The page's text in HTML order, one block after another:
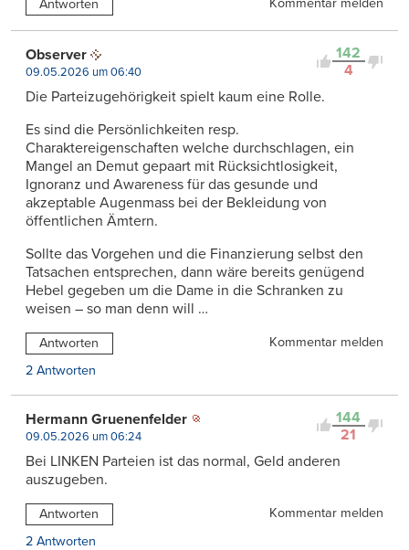
Antworten Kommentar melden
142
4
Observer
09.05.2026 um 06:40
Die Parteizugehörigkeit spielt kaum eine Rolle.
Es sind die Persönlichkeiten resp.
Charaktereigenschaften welche durchschlagen, ein
Mangel an Demut gepaart mit Rücksichtlosigkeit,
Ignoranz und Awareness für das gesunde und
akzeptable Augenmass bei der Bekleidung von
öffentlichen Ämtern.
Sollte das Vorgehen und die Finanzierung selbst den
Tatsachen entsprechen, dann wäre bereits genügend
Hebel gegeben um die Dame in die Schranken zu
weisen – so man denn will …
Antworten
Kommentar melden
2 Antworten
144
21
Hermann Gruenenfelder
09.05.2026 um 06:24
Bei LINKEN Parteien ist das normal, Geld anderen
auszugeben.
Antworten
Kommentar melden
2 Antworten